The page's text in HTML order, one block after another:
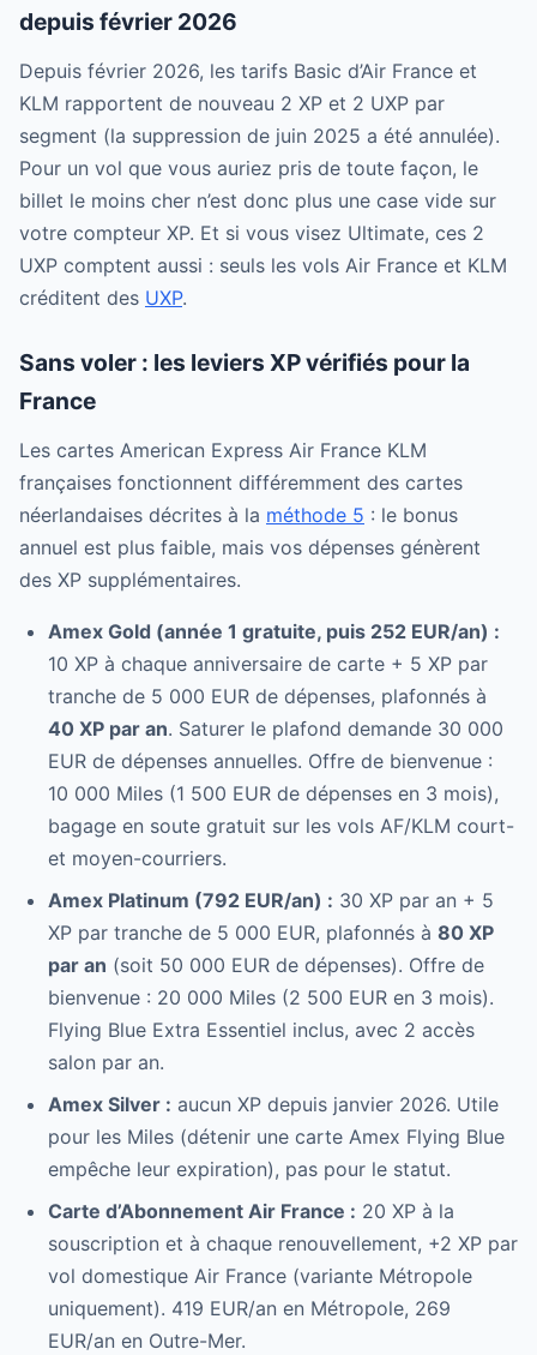
depuis février 2026
Depuis février 2026, les tarifs Basic d’Air France et
KLM rapportent de nouveau 2 XP et 2 UXP par
segment (la suppression de juin 2025 a été annulée).
Pour un vol que vous auriez pris de toute façon, le
billet le moins cher n’est donc plus une case vide sur
votre compteur XP. Et si vous visez Ultimate, ces 2
UXP comptent aussi : seuls les vols Air France et KLM
créditent des UXP.
Sans voler : les leviers XP vérifiés pour la
France
Les cartes American Express Air France KLM
françaises fonctionnent différemment des cartes
néerlandaises décrites à la méthode 5 : le bonus
annuel est plus faible, mais vos dépenses génèrent
des XP supplémentaires.
Amex Gold (année 1 gratuite, puis 252 EUR/an) :
10 XP à chaque anniversaire de carte + 5 XP par
tranche de 5 000 EUR de dépenses, plafonnés à
40 XP par an. Saturer le plafond demande 30 000
EUR de dépenses annuelles. Offre de bienvenue :
10 000 Miles (1 500 EUR de dépenses en 3 mois),
bagage en soute gratuit sur les vols AF/KLM court-
et moyen-courriers.
Amex Platinum (792 EUR/an) : 30 XP par an + 5
XP par tranche de 5 000 EUR, plafonnés à 80 XP
par an (soit 50 000 EUR de dépenses). Offre de
bienvenue : 20 000 Miles (2 500 EUR en 3 mois).
Flying Blue Extra Essentiel inclus, avec 2 accès
salon par an.
Amex Silver : aucun XP depuis janvier 2026. Utile
pour les Miles (détenir une carte Amex Flying Blue
empêche leur expiration), pas pour le statut.
Carte d’Abonnement Air France : 20 XP à la
souscription et à chaque renouvellement, +2 XP par
vol domestique Air France (variante Métropole
uniquement). 419 EUR/an en Métropole, 269
EUR/an en Outre-Mer.